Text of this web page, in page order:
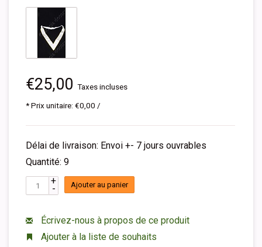
€25,00 Taxes incluses
* Prix unitaire: €0,00 /
Délai de livraison: Envoi +- 7 jours ouvrables
Quantité: 9
+
- Ajouter au panier
Écrivez-nous à propos de ce produit
Ajouter à la liste de souhaits